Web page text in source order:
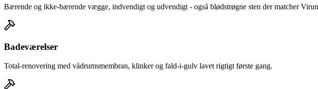
Bærende og ikke-bærende vægge, indvendigt og udvendigt - også blødstrøgne sten der matcher
Badeværelser
Total-renovering med vådrumsmembran, klinker og fald-i-gulv lavet rigtigt første gang.